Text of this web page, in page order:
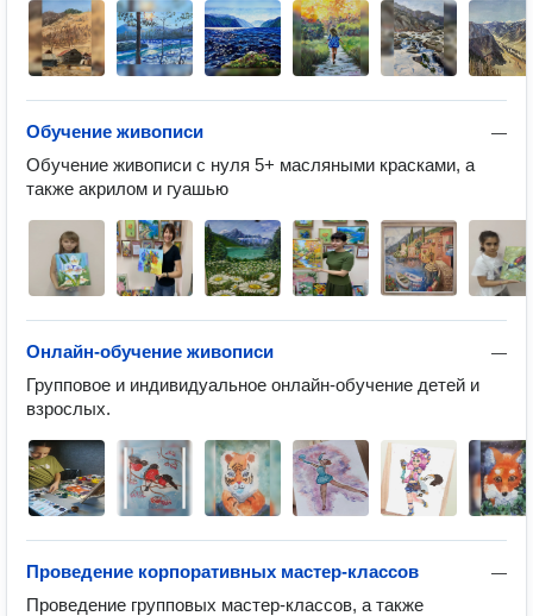
—
Обучение живописи
Обучение живописи с нуля 5+ масляными красками, а
также акрилом и гуашью
—
Онлайн-обучение живописи
Групповое и индивидуальное онлайн-обучение детей и
взрослых.
—
Проведение корпоративных мастер-классов
Проведение групповых мастер-классов, а также